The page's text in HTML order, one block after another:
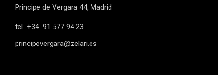
Principe de Vergara 44, Madrid
tel +34 91 577 94 23
principevergara@zelari.es